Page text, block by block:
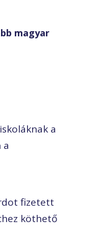
magyar
a
a
fizetett
köthető